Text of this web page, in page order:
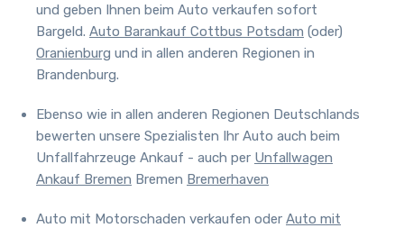
und geben Ihnen beim Auto verkaufen sofort
Bargeld. Auto Barankauf Cottbus Potsdam (oder)
Oranienburg und in allen anderen Regionen in
Brandenburg.
Ebenso wie in allen anderen Regionen Deutschlands
bewerten unsere Spezialisten Ihr Auto auch beim
Unfallfahrzeuge Ankauf - auch per Unfallwagen
Ankauf Bremen Bremen Bremerhaven
Auto mit Motorschaden verkaufen oder Auto mit